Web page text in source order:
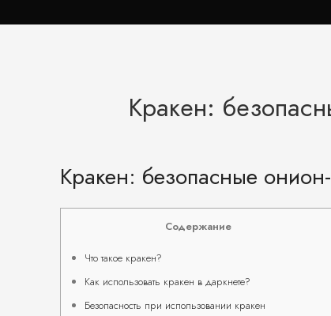
Кракен:
Кракен: безопасные
Содержание
Что такое кракен?
Как использовать кракен в даркнете?
Безопасность при использовании кракен